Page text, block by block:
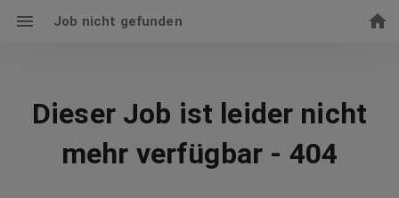
Job nicht gefunden
Dieser Job ist leider nicht
mehr verfügbar - 404